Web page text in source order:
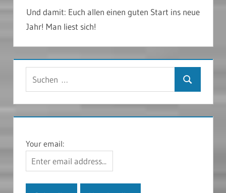
Und damit: Euch allen einen guten Start ins neue
Jahr! Man liest sich!
Suchen
Your email: